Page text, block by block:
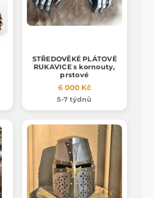
STŘEDOVĚKÉ PLÁTOVÉ
RUKAVICE s kornouty,
prstové
6 000 Kč
5-7 týdnů